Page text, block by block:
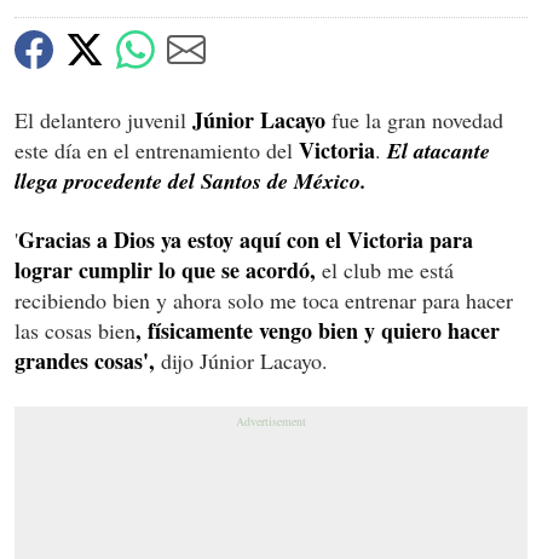
El delantero juvenil Júnior Lacayo fue la gran novedad
este día en el entrenamiento del Victoria. El atacante
llega procedente del Santos de México.
'Gracias a Dios ya estoy aquí con el Victoria para
lograr cumplir lo que se acordó, el club me está
recibiendo bien y ahora solo me toca entrenar para hacer
las cosas bien, físicamente vengo bien y quiero hacer
grandes cosas', dijo Júnior Lacayo.